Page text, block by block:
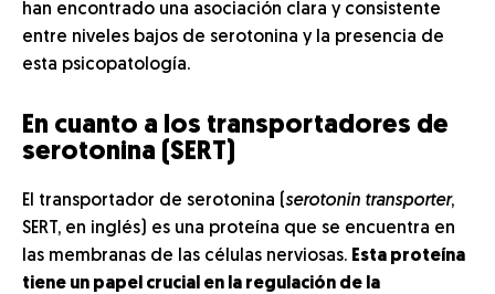
han encontrado una asociación clara y consistente
entre niveles bajos de serotonina y la presencia de
esta psicopatología.
En cuanto a los transportadores de
serotonina (SERT)
El transportador de serotonina (serotonin transporter,
SERT, en inglés) es una proteína que se encuentra en
las membranas de las células nerviosas. Esta proteína
tiene un papel crucial en la regulación de la